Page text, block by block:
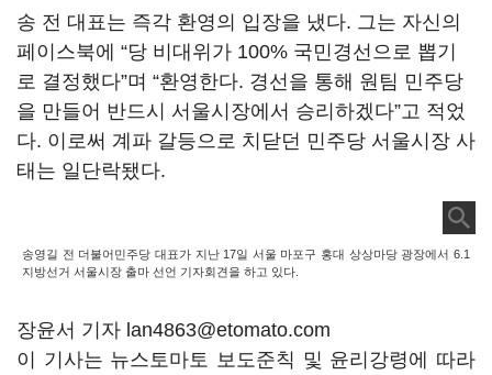
송 전 대표는 즉각 환영의 입장을 냈다. 그는 자신의
페이스북에 “당 비대위가 100% 국민경선으로 뽑기
로 결정했다”며 “환영한다. 경선을 통해 원팀 민주당
을 만들어 반드시 서울시장에서 승리하겠다”고 적었
다. 이로써 계파 갈등으로 치닫던 민주당 서울시장 사
태는 일단락됐다.
송영길 전 더불어민주당 대표가 지난 17일 서울 마포구 홍대 상상마당 광장에서 6.1
지방선거 서울시장 출마 선언 기자회견을 하고 있다.
장윤서 기자 lan4863@etomato.com
이 기사는 뉴스토마토 보도준칙 및 윤리강령에 따라